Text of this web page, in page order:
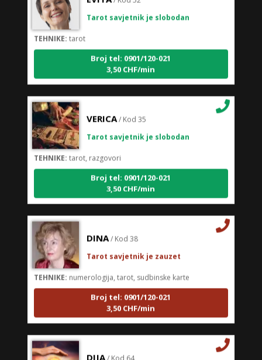
TEHNIKE:tarot
Broj tel: 0901/120-021
3,50 CHF/min
TEHNIKE:tarot, razgovori
Broj tel: 0901/120-021
3,50 CHF/min
TEHNIKE:numerologija, tarot, sudbinske karte
Broj tel: 0901/120-021
3,50 CHF/min